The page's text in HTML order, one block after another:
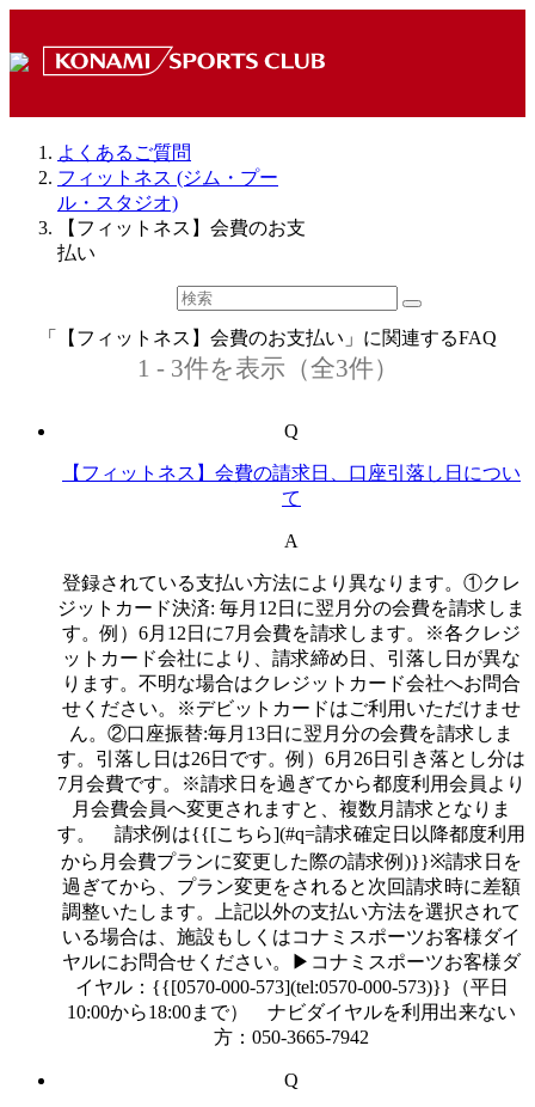
よくあるご質問
フィットネス (ジム・プー
ル・スタジオ)
【フィットネス】会費のお支
払い
「【フィットネス】会費のお支払い」に関連するFAQ
1 - 3件を表示（全3件）
Q
【フィットネス】会費の請求日、口座引落し日につい
て
A
登録されている支払い方法により異なります。①クレ
ジットカード決済: 毎月12日に翌月分の会費を請求しま
す。例）6月12日に7月会費を請求します。※各クレジ
ットカード会社により、請求締め日、引落し日が異な
ります。不明な場合はクレジットカード会社へお問合
せください。※デビットカードはご利用いただけませ
ん。②口座振替:毎月13日に翌月分の会費を請求しま
す。引落し日は26日です。例）6月26日引き落とし分は
7月会費です。※請求日を過ぎてから都度利用会員より
月会費会員へ変更されますと、複数月請求となりま
す。 請求例は{{[こちら](#q=請求確定日以降都度利用
から月会費プランに変更した際の請求例)}}※請求日を
過ぎてから、プラン変更をされると次回請求時に差額
調整いたします。上記以外の支払い方法を選択されて
いる場合は、施設もしくはコナミスポーツお客様ダイ
ヤルにお問合せください。▶︎コナミスポーツお客様ダ
イヤル：{{[0570-000-573](tel:0570-000-573)}}（平日
10:00から18:00まで） ナビダイヤルを利用出来ない
方：050-3665-7942
Q